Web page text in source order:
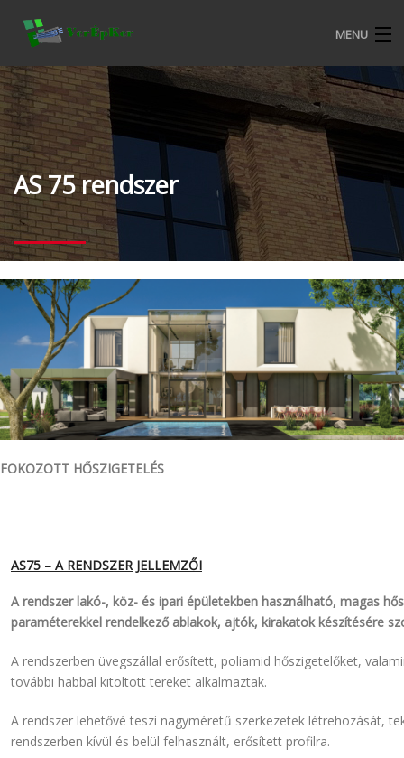
MENU
KEZDŐOLDAL
BEMUTATKOZÁS
ALURON NYÍLÁSZÁRÓ RENDSZEREK
CKM MŰANYAG NYÍLÁSZÁRÓ RENDSZEREK
TERMÉKEKRŐL
VERÉPKER REFERENCIÁK
ALURON SA KERESKEDELMI FELTÉTELEK
KATALÓGUSOK
KAPCSOLAT
AS 75 rendszer
FOKOZOTT HŐSZIGETELÉS
AS75 – A RENDSZER JELLEMZŐI
A rendszer lakó-, köz- és ipari épületekben használható, magas
paraméterekkel rendelkező ablakok, ajtók, kirakatok készítésére
A rendszerben üvegszállal erősített, poliamid hőszigetelőket,
további habbal kitöltött tereket alkalmaztak.
A rendszer lehetővé teszi nagyméretű szerkezetek létrehozását,
rendszerben kívül és belül felhasznált, erősített profilra.